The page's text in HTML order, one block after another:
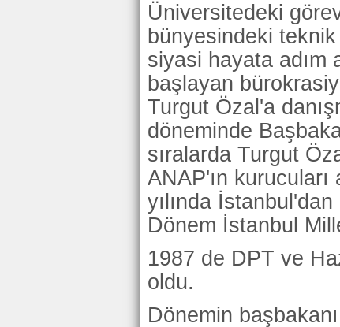
Üniversitedeki
bünyesindeki
siyasi hayata adım
başlayan
Turgut Özal'a
döneminde
sıralarda Turgut
ANAP'ın
yılında
Dönem İstanbul
1987 de DPT ve
oldu.
Dönemin